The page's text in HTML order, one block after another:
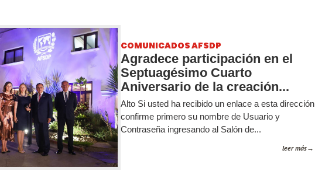
COMUNICADOS AFSDP
Agradece participación en el
Septuagésimo Cuarto
Aniversario de la creación...
Alto Si usted ha recibido un enlace a esta dirección
confirme primero su nombre de Usuario y
Contraseña ingresando al Salón de...
leer más